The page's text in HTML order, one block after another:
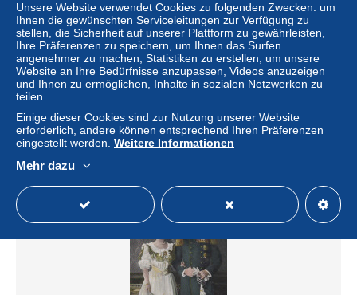
Nederland Leeuwarden Onthulling US Heit Standbeeld
± 14,56 $
Status
Unsere Website verwendet Cookies zu folgenden Zwecken: um
Ihnen die gewünschten Serviceleitungen zur Verfügung zu
stellen, die Sicherheit auf unserer Plattform zu gewährleisten,
Ihre Präferenzen zu speichern, um Ihnen das Surfen
angenehmer zu machen, Statistiken zu erstellen, um unsere
Website an Ihre Bedürfnisse anzupassen, Videos anzuzeigen
und Ihnen zu ermöglichen, Inhalte in sozialen Netzwerken zu
teilen.
Einige dieser Cookies sind zur Nutzung unserer Website
erforderlich, andere können entsprechend Ihren Präferenzen
eingestellt werden. Weitere Informationen
Mehr dazu